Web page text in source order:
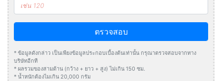
ตรวจสอบ
* ข้อมูลดังกล่าว เป็นเพียงข้อมูลประกอบเบื้องต้นเท่านั้น กรุณาตรวจสอบจากทาง
บริษัทอีกที
* ผลรวมของสามด้าน (กว้าง + ยาว + สูง) ไม่เกิน 150 ซม.
* น้ำหนักต้องไมเกิน 20,000 กรัม